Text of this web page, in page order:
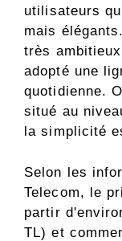
utilisateurs
mais
très
adopté une
quotidienne.
situé au
la simplicité
Selon les
Telecom, le
partir
TL) et